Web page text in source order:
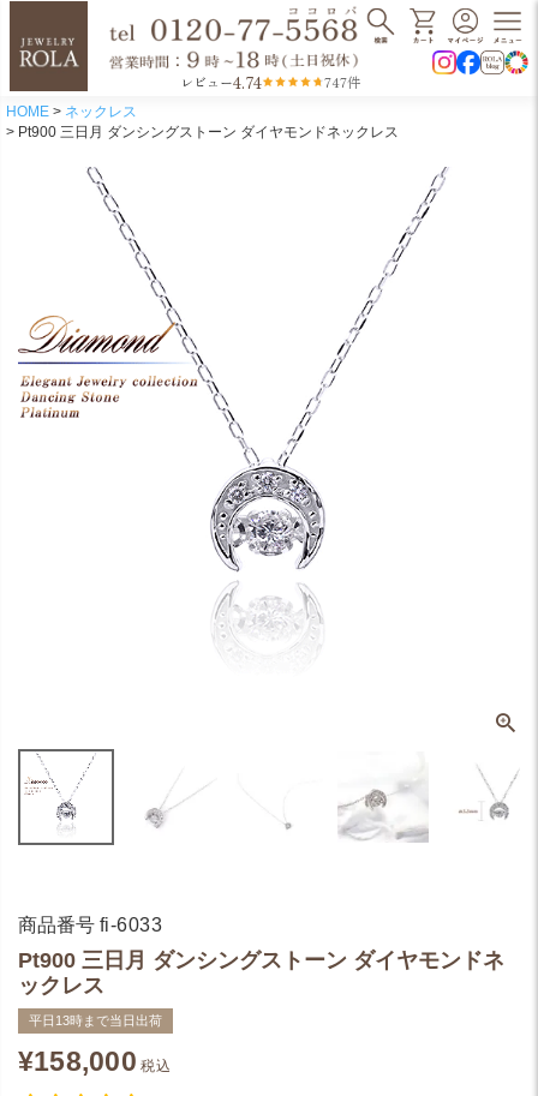
レビュー4.74 747件
HOME
ネックレス
Pt900 三日月 ダンシングストーン ダイヤモンドネックレス
商品番号 fi-6033
Pt900 三日月 ダンシングストーン ダイヤモンドネ
ックレス
平日13時まで当日出荷
¥158,000 税込